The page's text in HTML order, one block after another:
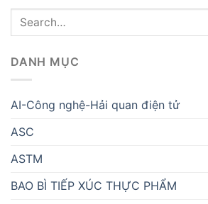
DANH MỤC
AI-Công nghệ-Hải quan điện tử
ASC
ASTM
BAO BÌ TIẾP XÚC THỰC PHẨM